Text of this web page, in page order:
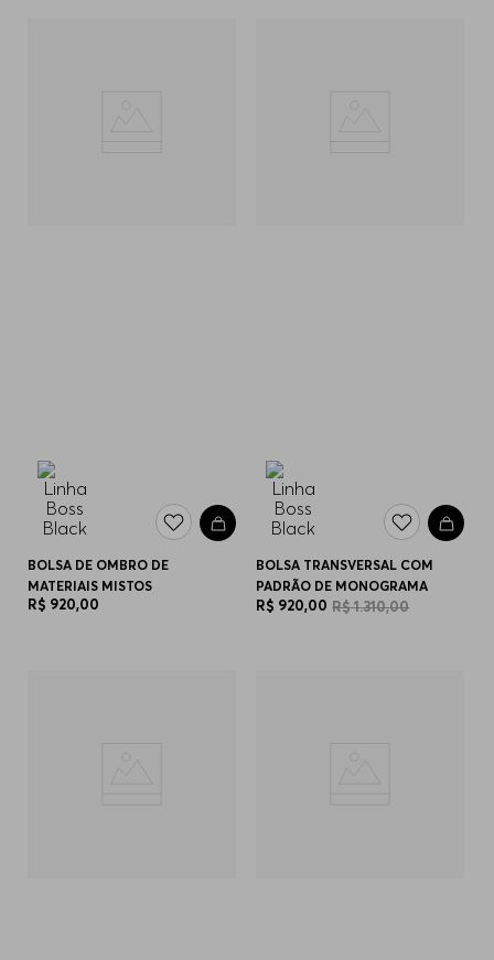
BOLSA DE OMBRO DE
MATERIAIS MISTOS
R$ 920,00
BOLSA TRANSVERSAL COM
PADRÃO DE MONOGRAMA
R$ 920,00 R$1.310,00